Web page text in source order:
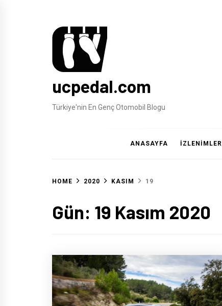
ucpedal.com
Türkiye'nin En Genç Otomobil Blogu
ANASAYFA İZLENİMLER
HOME 2020 KASIM 19
Gün: 19 Kasım 2020